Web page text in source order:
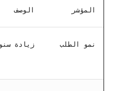
المؤشر الوصف
نمو الطلب زيادة